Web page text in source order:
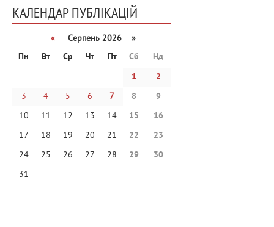
КАЛЕНДАР ПУБЛІКАЦІЙ
«
Серпень 2026 »
Пн
Вт Ср Чт Пт Сб
Нд
1
2
3
4 5 6 7 8
9
10
11 12 13 14 15
16
17
18 19 20 21 22
23
24
25 26 27 28 29
30
31